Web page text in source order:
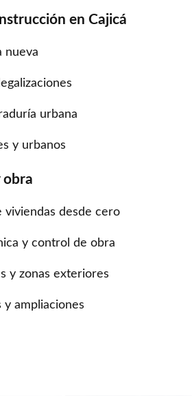
en Cajicá
nueva
urbana
y urbanos
viviendas desde cero
y control de obra
y zonas exteriores
y ampliaciones